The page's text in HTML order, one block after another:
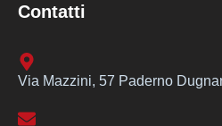
Contatti
Via Mazzini, 57 Paderno